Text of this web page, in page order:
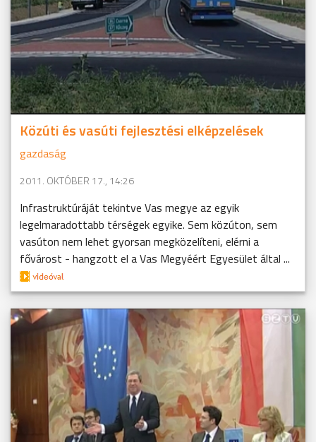
Közúti és vasúti fejlesztési elképzelések
gazdaság
2011. OKTÓBER 17., 14:26
Infrastruktúráját tekintve Vas megye az egyik
legelmaradottabb térségek egyike. Sem közúton, sem
vasúton nem lehet gyorsan megközelíteni, elérni a
fővárost - hangzott el a Vas Megyéért Egyesület által ...